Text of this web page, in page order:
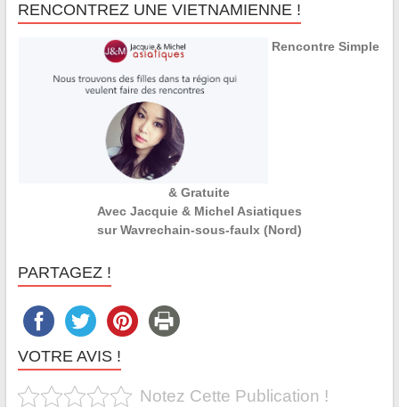
RENCONTREZ UNE VIETNAMIENNE !
Rencontre Simple
& Gratuite
Avec Jacquie & Michel Asiatiques
sur Wavrechain-sous-faulx (Nord)
PARTAGEZ !
VOTRE AVIS !
Notez Cette Publication !